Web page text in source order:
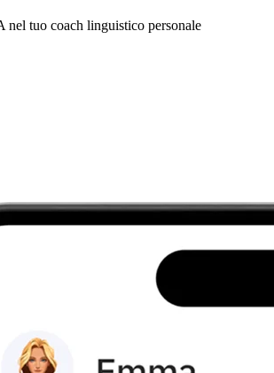
nel tuo coach linguistico personale